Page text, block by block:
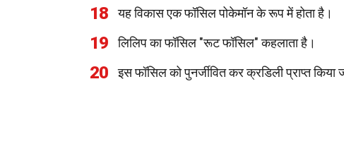
18 यह विकास एक फॉसिल पोकेमॉन के रूप में होता है।
19 लिलिप का फॉसिल "रूट फॉसिल" कहलाता है।
20 इस फॉसिल को पुनर्जीवित कर क्रडिली प्राप्त किया